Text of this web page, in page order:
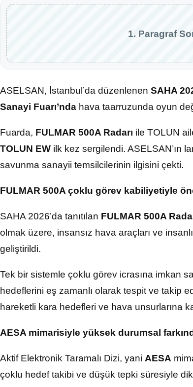
1. Paragraf
ASELSAN, İstanbul’da düzenlenen SAHA
Sanayi Fuarı’nda hava taarruzunda oyun
Fuarda, FULMAR 500A Radarı ile TOLUN
TOLUN EW ilk kez sergilendi. ASELSAN’ın
savunma sanayii temsilcilerinin ilgisini çekti.
FULMAR 500A çoklu görev kabiliyetiyle
SAHA 2026’da tanıtılan FULMAR 500A
olmak üzere, insansız hava araçları ve
geliştirildi.
Tek bir sistemle çoklu görev icrasına imkan
hedeflerini eş zamanlı olarak tespit ve takip
hareketli kara hedefleri ve hava unsurlarına
AESA mimarisiyle yüksek durumsal
Aktif Elektronik Taramalı Dizi, yani AESA
çoklu hedef takibi ve düşük tepki süresiyle